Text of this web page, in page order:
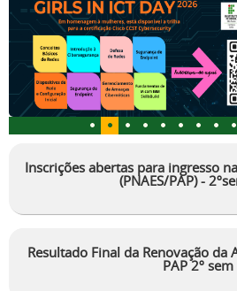
Inscrições abertas para ingresso
(PNAES/PAP) -
Resultado Final da Renovação da
PAP 2º sem